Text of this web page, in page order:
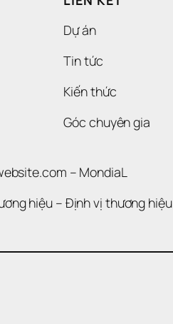
Dự án
Tin tức
Kiến thức
Góc chuyên gia
– MondiaL
hiệu – Định vị thương hiệu